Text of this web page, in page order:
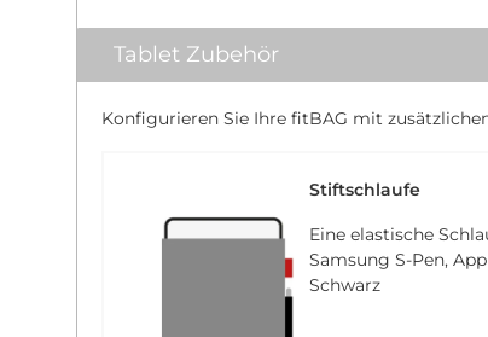
Tablet Zubehör
Konfigurieren Sie Ihre fitBAG mit
Stiftschlaufe
Eine elastische
Samsung S-Pen,
Schwarz